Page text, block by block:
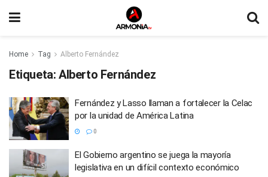
Home Tag Alberto Fernández
Etiqueta: Alberto Fernández
Fernández y Lasso llaman a fortalecer la Celac
por la unidad de América Latina
0
El Gobierno argentino se juega la mayoría
legislativa en un difícil contexto económico